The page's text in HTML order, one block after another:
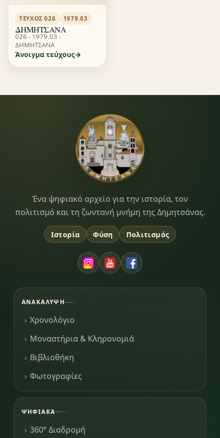
ΤΕΎΧΟΣ 026 1979.03
ΔΗΜΗΤΣΑΝΑ
026 - 1979.03 -
ΔΗΜΗΤΣΑΝΑ
Άνοιγμα τεύχους
Dimitsana.gr
Ένα ψηφιακό αρχείο για την ιστορία, τον
πολιτισμό και τη ζωντανή μνήμη της Δημητσάνας.
Ιστορία Φύση Πολιτισμός
ΑΝΑΚΆΛΥΨΗ
Χρονολόγιο
Μοναστήρια & Κληρονομιά
Βιβλιοθήκη
Φωτογραφίες
ΨΗΦΙΑΚΆ
360° Διαδρομή